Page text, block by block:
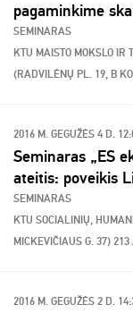
pagaminkime
SEMINARAS
KTU MAISTO MOKSLO IR
(RADVILĖNŲ PL. 19, B
2016 M. GEGUŽĖS 4 D.
Seminaras „ES
ateitis: poveikis
SEMINARAS
KTU SOCIALINIŲ,
MICKEVIČIAUS G. 37)
2016 M. GEGUŽĖS 2 D.